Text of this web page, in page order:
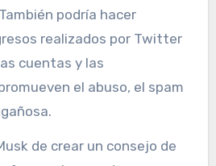
podría hacer
realizados por Twitter
cuentas y las
el abuso, el spam
de crear un consejo de